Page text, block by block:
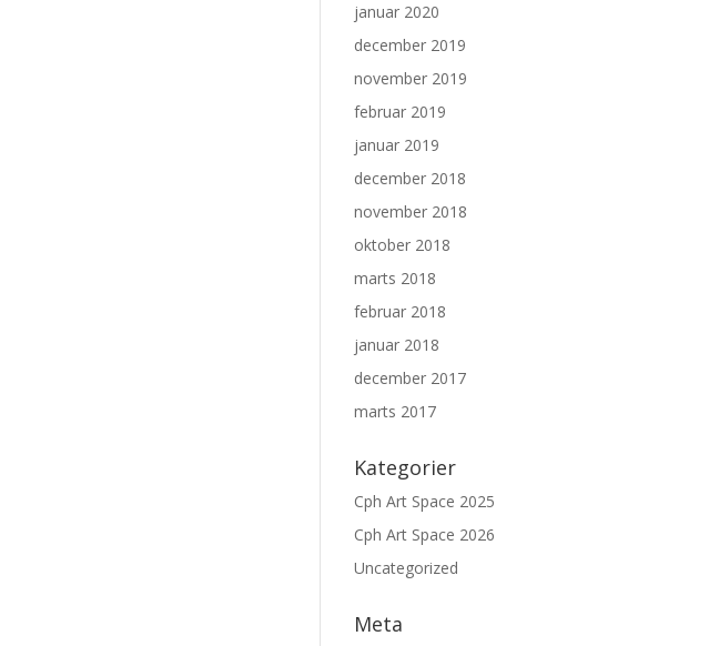
januar 2020
december 2019
november 2019
februar 2019
januar 2019
december 2018
november 2018
oktober 2018
marts 2018
februar 2018
januar 2018
december 2017
marts 2017
Kategorier
Cph Art Space 2025
Cph Art Space 2026
Uncategorized
Meta